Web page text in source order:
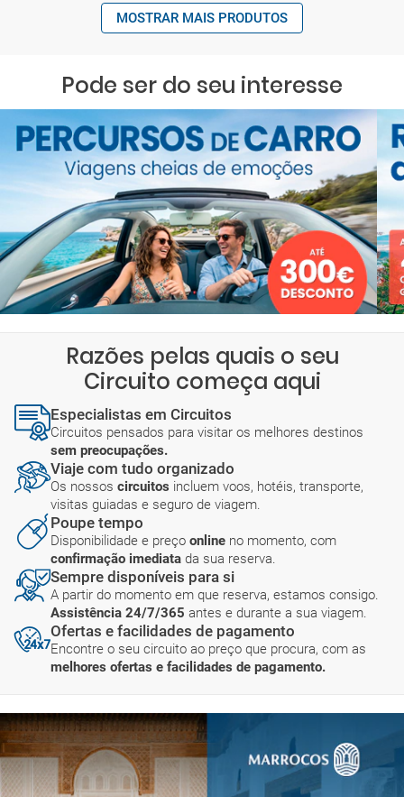
MOSTRAR MAIS PRODUTOS
Pode ser do seu interesse
Razões pelas quais o seu
Circuito começa aqui
Especialistas em Circuitos
Circuitos pensados para visitar os melhores destinos
sem preocupações.
Viaje com tudo organizado
Os nossos circuitos incluem voos, hotéis, transporte,
visitas guiadas e seguro de viagem.
Poupe tempo
Disponibilidade e preço online no momento, com
confirmação imediata da sua reserva.
Sempre disponíveis para si
A partir do momento em que reserva, estamos consigo.
Assistência 24/7/365 antes e durante a sua viagem.
Ofertas e facilidades de pagamento
Encontre o seu circuito ao preço que procura, com as
melhores ofertas e facilidades de pagamento.